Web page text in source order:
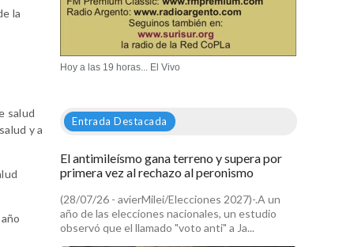
la
salud
y a
Hoy a las 19 horas... El Vivo
Entrada Destacada
El antimileísmo gana terreno y supera por
primera vez al rechazo al peronismo
(28/07/26 - avierMilei/Elecciones 2027)-.A un
año de las elecciones nacionales, un estudio
observó que el llamado "voto anti" a Ja...